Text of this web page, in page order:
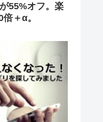
55%オフ。楽
＋α。